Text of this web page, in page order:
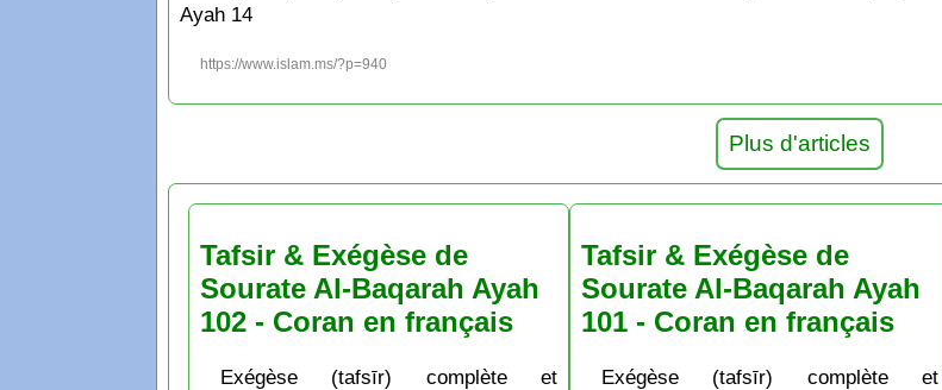
Ayah 14
https://www.islam.ms/?p=940
Plus d'articles
Tafsir & Exégèse de
Sourate Al-Baqarah Ayah
102 - Coran en français
Exégèse (tafsīr) complète et
Tafsir & Exégèse de
Sourate Al-Baqarah Ayah
101 - Coran en français
Exégèse (tafsīr) complète et